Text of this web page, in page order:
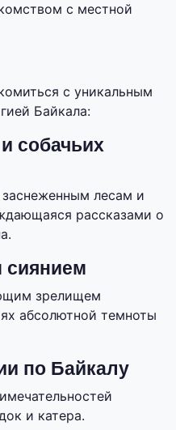
с местной
с уникальным
Байкала:
собачьих
заснеженным лесам и
рассказами о
сиянием
зрелищем
абсолютной темноты
по Байкалу
и катера.